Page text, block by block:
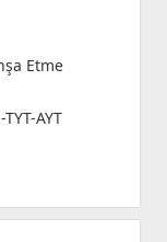
Etme
AYT